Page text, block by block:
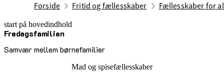
Forside Fritid og fællesskaber Fællesskaber for
start på hovedindhold
Fredagsfamilien
Samvær mellem børnefamilier
senest opdateret 12. maj 2026
Mad og spisefællesskaber